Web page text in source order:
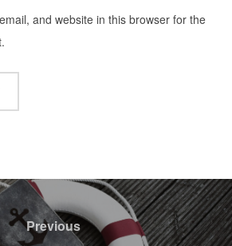
and website in this browser for the
Previous
Previous